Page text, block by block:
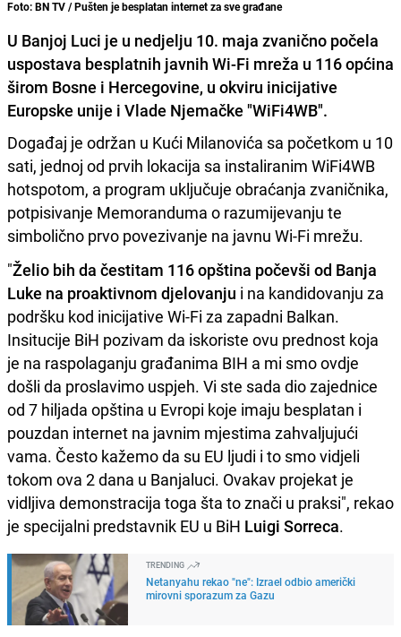
Foto: BN TV / Pušten je besplatan internet za sve građane
U Banjoj Luci je u nedjelju 10. maja zvanično počela
uspostava besplatnih javnih Wi-Fi mreža u 116 općina
širom Bosne i Hercegovine, u okviru inicijative
Europske unije i Vlade Njemačke "WiFi4WB".
Događaj je održan u Kući Milanovića sa početkom u 10
sati, jednoj od prvih lokacija sa instaliranim WiFi4WB
hotspotom, a program uključuje obraćanja zvaničnika,
potpisivanje Memoranduma o razumijevanju te
simbolično prvo povezivanje na javnu Wi-Fi mrežu.
"Želio bih da čestitam 116 opština počevši od Banja
Luke na proaktivnom djelovanju i na kandidovanju za
podršku kod inicijative Wi-Fi za zapadni Balkan.
Insitucije BiH pozivam da iskoriste ovu prednost koja
je na raspolaganju građanima BIH a mi smo ovdje
došli da proslavimo uspjeh. Vi ste sada dio zajednice
od 7 hiljada opština u Evropi koje imaju besplatan i
pouzdan internet na javnim mjestima zahvaljujući
vama. Često kažemo da su EU ljudi i to smo vidjeli
tokom ova 2 dana u Banjaluci. Ovakav projekat je
vidljiva demonstracija toga šta to znači u praksi", rekao
je specijalni predstavnik EU u BiH Luigi Sorreca.
TRENDING
Netanyahu rekao "ne": Izrael odbio američki
mirovni sporazum za Gazu